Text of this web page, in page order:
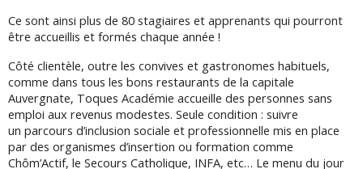
Ce sont ainsi plus de 80 stagiaires et apprenants qui pourront
être accueillis et formés chaque année !
Côté clientèle, outre les convives et gastronomes habituels,
comme dans tous les bons restaurants de la capitale
Auvergnate, Toques Académie accueille des personnes sans
emploi aux revenus modestes. Seule condition : suivre
un parcours d’inclusion sociale et professionnelle mis en place
par des organismes d’insertion ou formation comme
Chôm’Actif, le Secours Catholique, INFA, etc… Le menu du jour